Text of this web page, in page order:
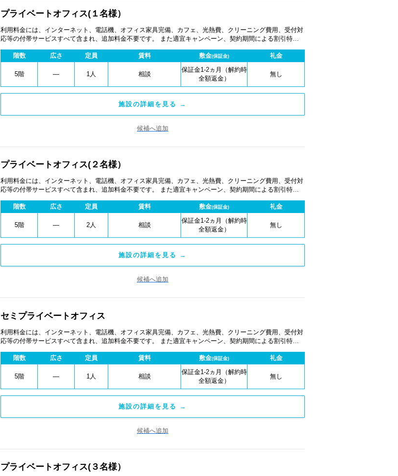
プライベートオフィス(１名様）
利用料金には、インターネット、電話機、オフィス家具完備、カフェ、光熱費、クリーニング費用、受付対
応等の付帯サービスすべて含まれ、追加料金不要です。 また適宜キャンペーン、契約期間による割引特典
階数
広さ 定員 賃料 敷金(保証金) 礼金
5階 ― 1人 相談
保証金1-2ヵ月（解約時
全額返金）
無し
施設の詳細を見る →
候補へ追加
プライベートオフィス(２名様）
利用料金には、インターネット、電話機、オフィス家具完備、カフェ、光熱費、クリーニング費用、受付対
応等の付帯サービスすべて含まれ、追加料金不要です。 また適宜キャンペーン、契約期間による割引特典
階数
広さ 定員 賃料 敷金(保証金) 礼金
5階 ― 2人 相談
保証金1-2ヵ月（解約時
全額返金）
無し
施設の詳細を見る →
候補へ追加
セミプライベートオフィス
利用料金には、インターネット、電話機、オフィス家具完備、カフェ、光熱費、クリーニング費用、受付対
応等の付帯サービスすべて含まれ、追加料金不要です。 また適宜キャンペーン、契約期間による割引特典
階数
広さ 定員 賃料 敷金(保証金) 礼金
5階 ― 1人 相談
保証金1-2ヵ月（解約時
全額返金）
無し
施設の詳細を見る →
候補へ追加
プライベートオフィス(３名様）